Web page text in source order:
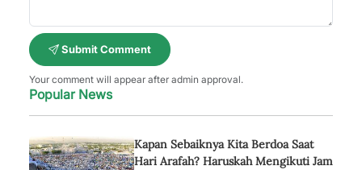
Submit Comment
Your comment will appear after admin approval.
Popular News
Kapan Sebaiknya Kita Berdoa Saat
Hari Arafah? Haruskah Mengikuti Jam